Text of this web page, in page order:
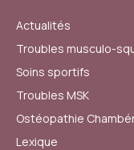
Actualités
Troubles musculo-
Soins sportifs
Troubles MSK
Ostéopathie
Lexique